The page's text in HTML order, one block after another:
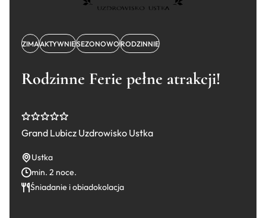
Rodzinne Ferie pełne atrakcji!
ZIMAAKTYWNIESEZONOWORODZINNIE
Grand Lubicz Uzdrowisko Ustka
Ustka
min. 2 noce.
Śniadanie i obiadokolacja